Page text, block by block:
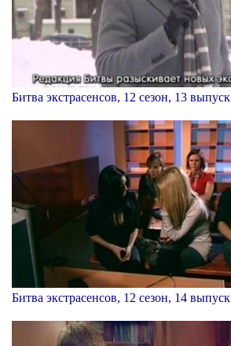
Битва экстрасенсов, 12 сезон, 13 выпуск
Битва экстрасенсов, 12 сезон, 14 выпуск